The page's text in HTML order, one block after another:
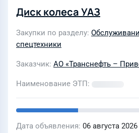
Диск колеса УАЗ
Закупки по разделу
спецтехники
Заказчик АО «Транснефть –
Наименование ЭТП
Дата объявления 06 августа